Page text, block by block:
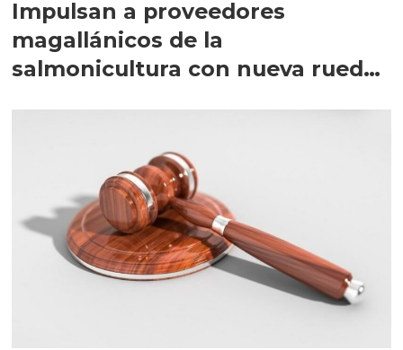
Impulsan a proveedores
magallánicos de la
salmonicultura con nueva rueda